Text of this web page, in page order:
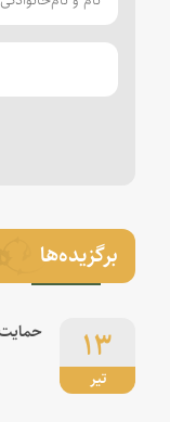
برگزیده‌ها
تیر
۱۳